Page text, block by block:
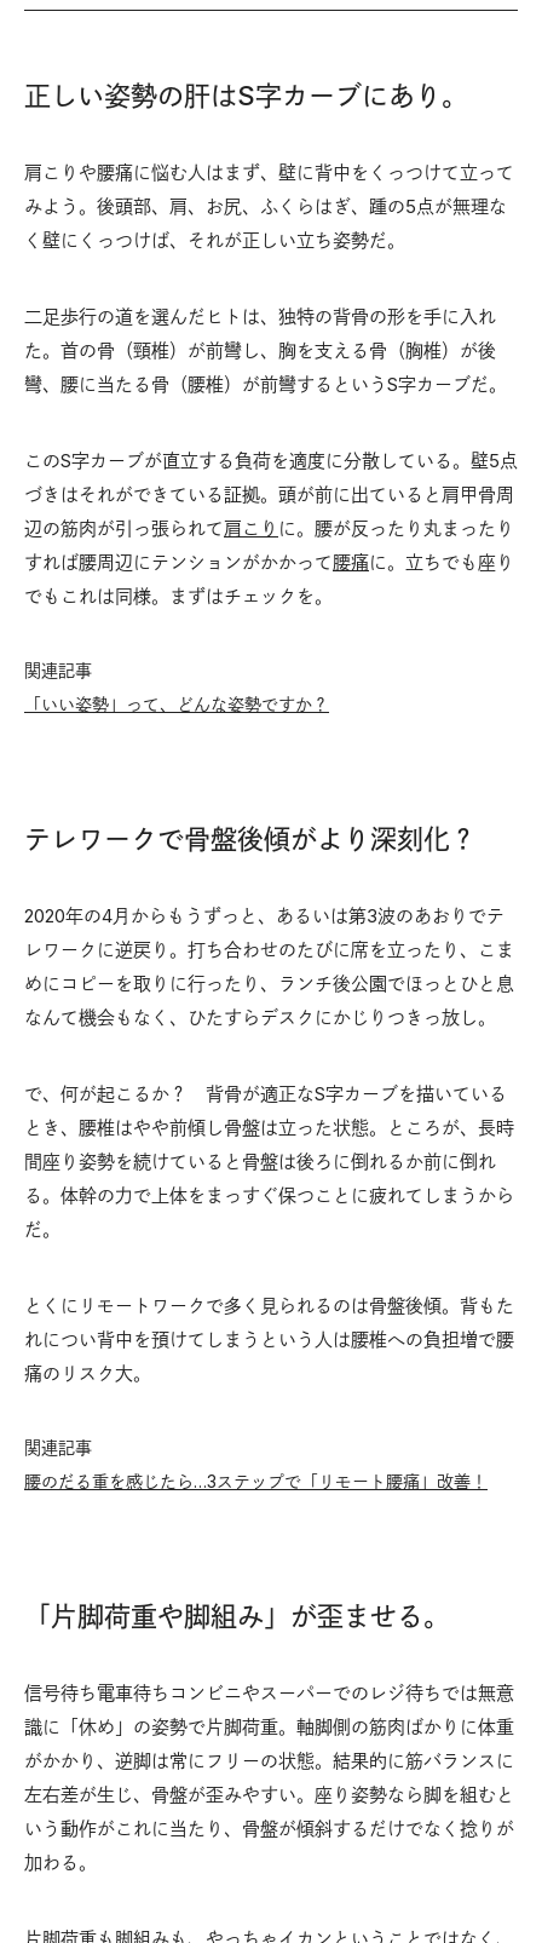
正しい姿勢の肝はS字カーブにあり。
肩こりや腰痛に悩む人はまず、壁に背中をくっつけて立って
みよう。後頭部、肩、お尻、ふくらはぎ、踵の5点が無理な
く壁にくっつけば、それが正しい立ち姿勢だ。
二足歩行の道を選んだヒトは、独特の背骨の形を手に入れ
た。首の骨（頸椎）が前彎し、胸を支える骨（胸椎）が後
彎、腰に当たる骨（腰椎）が前彎するというS字カーブだ。
このS字カーブが直立する負荷を適度に分散している。壁5点
づきはそれができている証拠。頭が前に出ていると肩甲骨周
辺の筋肉が引っ張られて肩こり に。腰が反ったり丸まったり
すれば腰周辺にテンションがかかって腰痛に。立ちでも座り
でもこれは同様。まずはチェックを。
関連記事
「いい姿勢」って、どんな姿勢ですか？
テレワークで骨盤後傾がより深刻化？
2020年の4月からもうずっと、あるいは第3波のあおりでテ
レワークに逆戻り。打ち合わせのたびに席を立ったり、こま
めにコピーを取りに行ったり、ランチ後公園でほっとひと息
なんて機会もなく、ひたすらデスクにかじりつきっ放し。
で、何が起こるか？ 背骨が適正なS字カーブを描いている
とき、腰椎はやや前傾し骨盤は立った状態。ところが、長時
間座り姿勢を続けていると骨盤は後ろに倒れるか前に倒れ
る。体幹の力で上体をまっすぐ保つことに疲れてしまうから
だ。
とくにリモートワークで多く見られるのは骨盤後傾。背もた
れについ背中を預けてしまうという人は腰椎への負担増で腰
痛のリスク大。
関連記事
腰のだる重を感じたら…3ステップで「リモート腰痛」改善！
「片脚荷重や脚組み」が歪ませる。
信号待ち電車待ちコンビニやスーパーでのレジ待ちでは無意
識に「休め」の姿勢で片脚荷重。軸脚側の筋肉ばかりに体重
がかかり、逆脚は常にフリーの状態。結果的に筋バランスに
左右差が生じ、骨盤が歪みやすい。座り姿勢なら脚を組むと
いう動作がこれに当たり、骨盤が傾斜するだけでなく捻りが
加わる。